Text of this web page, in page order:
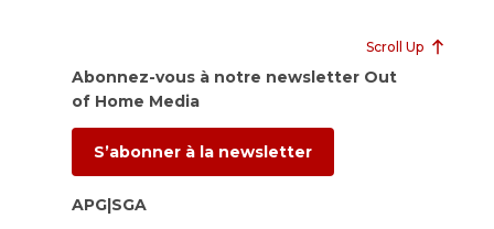
Scroll Up
Abonnez-vous à notre newsletter Out
of Home Media
S’abonner à la newsletter
APG|SGA